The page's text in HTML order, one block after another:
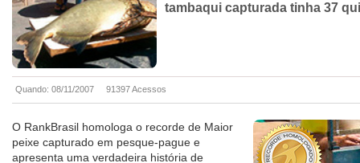
tambaqui capturada tinha 37
Quando: 08/11/2007 91397 Acessos
O RankBrasil homologa o recorde de Maior
peixe capturado em pesque-pague e
apresenta uma verdadeira história de